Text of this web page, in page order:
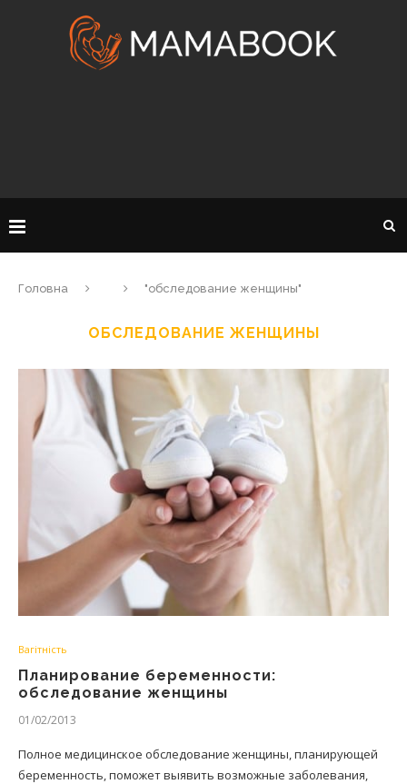
Головна "обследование женщины"
ОБСЛЕДОВАНИЕ ЖЕНЩИНЫ
Вагітність
Планирование беременности:
обследование женщины
01/02/2013
Полное медицинское обследование женщины, планирующей
беременность, поможет выявить возможные заболевания,